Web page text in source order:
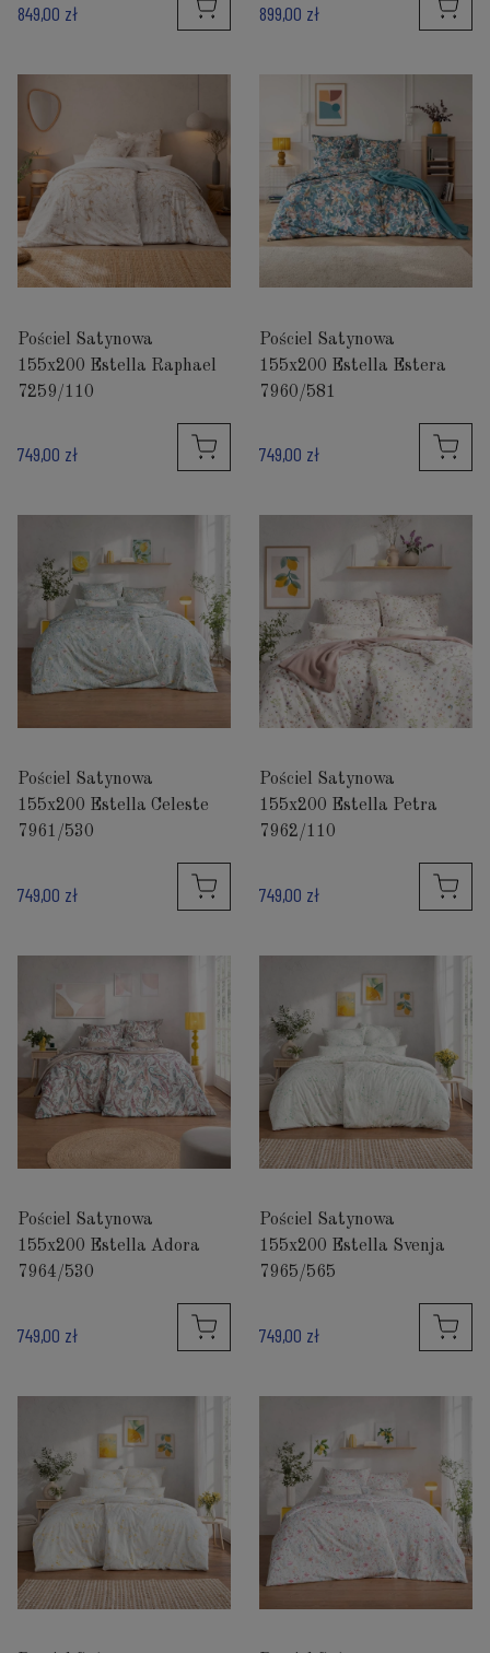
849,00 zł 899,00 zł
Pościel Satynowa
155x200 Estella Raphael
7259/110
749,00 zł
Pościel Satynowa
155x200 Estella Estera
7960/581
749,00 zł
Pościel Satynowa
155x200 Estella Celeste
7961/530
749,00 zł
Pościel Satynowa
155x200 Estella Petra
7962/110
749,00 zł
Pościel Satynowa
155x200 Estella Adora
7964/530
749,00 zł
Pościel Satynowa
155x200 Estella Svenja
7965/565
749,00 zł